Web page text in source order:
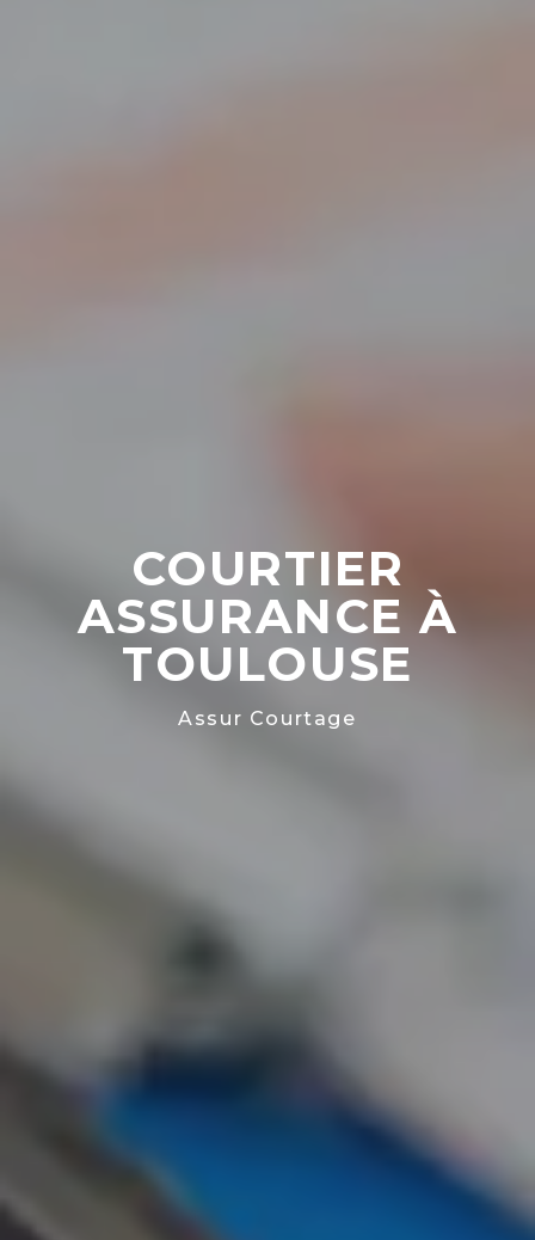
COURTIER
ASSURANCE À
TOULOUSE
Assur Courtage